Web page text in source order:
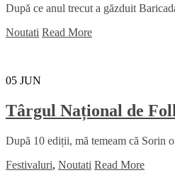
După ce anul trecut a găzduit
Noutati Read More
05 JUN
Târgul Național de
După 10 ediții, mă temeam că Sorin
Festivaluri, Noutati Read More